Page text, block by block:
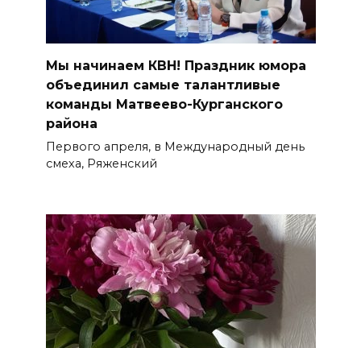
Мы начинаем КВН! Праздник юмора
объединил самые талантливые
команды Матвеево-Курганского
района
Первого апреля, в Международный день
смеха, Ряженский